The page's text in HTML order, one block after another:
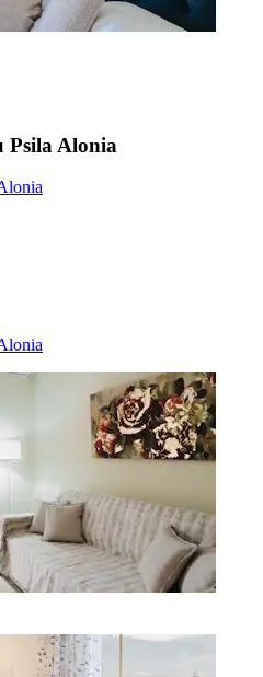
Psila Alonia